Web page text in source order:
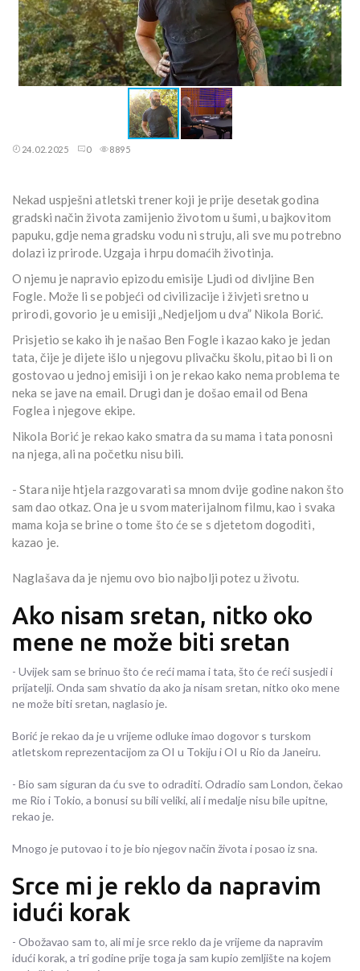
24.02.2025 0 8895
Nekad uspješni atletski trener koji je prije desetak godina
gradski način života zamijenio životom u šumi, u bajkovitom
papuku, gdje nema gradsku vodu ni struju, ali sve mu potrebno
dolazi iz prirode. Uzgaja i hrpu domaćih životinja.
O njemu je napravio epizodu emisije Ljudi od divljine Ben
Fogle. Može li se pobjeći od civilizacije i živjeti sretno u
prirodi, govorio je u emisiji „Nedjeljom u dva” Nikola Borić.
Prisjetio se kako ih je našao Ben Fogle i kazao kako je jedan
tata, čije je dijete išlo u njegovu plivačku školu, pitao bi li on
gostovao u jednoj emisiji i on je rekao kako nema problema te
neka se jave na email. Drugi dan je došao email od Bena
Foglea i njegove ekipe.
Nikola Borić je rekao kako smatra da su mama i tata ponosni
na njega, ali na početku nisu bili.
- Stara nije htjela razgovarati sa mnom dvije godine nakon što
sam dao otkaz. Ona je u svom materijalnom filmu, kao i svaka
mama koja se brine o tome što će se s djetetom dogoditi,
kazao je.
Naglašava da je njemu ovo bio najbolji potez u životu.
Ako nisam sretan, nitko oko
mene ne može biti sretan
- Uvijek sam se brinuo što će reći mama i tata, što će reći susjedi i
prijatelji. Onda sam shvatio da ako ja nisam sretan, nitko oko mene
ne može biti sretan, naglasio je.
Borić je rekao da je u vrijeme odluke imao dogovor s turskom
atletskom reprezentacijom za OI u Tokiju i OI u Rio da Janeiru.
- Bio sam siguran da ću sve to odraditi. Odradio sam London, čekao
me Rio i Tokio, a bonusi su bili veliki, ali i medalje nisu bile upitne,
rekao je.
Mnogo je putovao i to je bio njegov način života i posao iz sna.
Srce mi je reklo da napravim
idući korak
- Obožavao sam to, ali mi je srce reklo da je vrijeme da napravim
idući korak, a tri godine prije toga ja sam kupio zemljište na kojem